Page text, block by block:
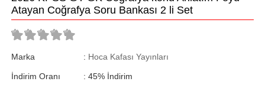
Atayan Coğrafya Soru Bankası 2 li Set
Marka : Hoca Kafası Yayınları
İndirim Oranı : %
45 İndirim